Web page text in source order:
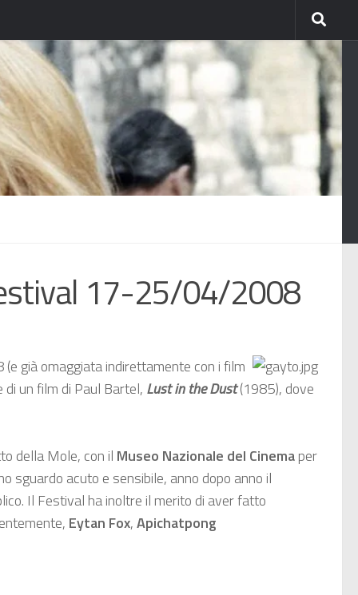
17-25/04/2008
già omaggiata indirettamente con i film
un film di Paul Bartel, Lust in the Dust(1985), dove
della Mole, con il Museo Nazionale del Cinemaper
sguardo acuto e sensibile, anno dopo anno il
Il Festival ha inoltre il merito di aver fatto
Eytan Fox,Apichatpong